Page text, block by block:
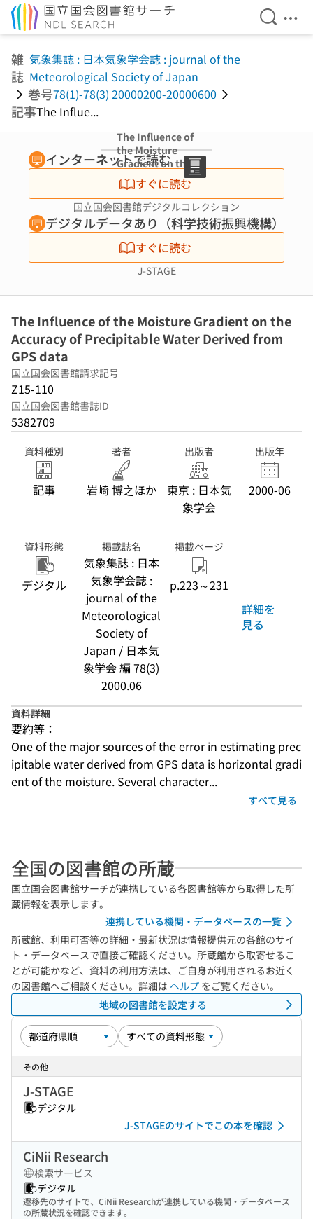
検索を
メ
雑
誌
気象集誌 : 日本気象学会誌 : journal of the
Meteorological Society of Japan
巻号78(1)-78(3) 20000200-20000600
記事The Influe...
The Influence of
the Moisture
Gradient on the
Accuracy of
Precipitable
Water Derived
from GPS data
インターネットで読む
すぐに読む
国立国会図書館デジタルコレクション
デジタルデータあり（科学技術振興機構）
すぐに読む
J-STAGE
The Influence of the Moisture Gradient on the
Accuracy of Precipitable Water Derived from
GPS data
国立国会図書館請求記号
Z15-110
国立国会図書館書誌ID
5382709
資料種別
記事
著者
岩崎 博之ほか
出版者
東京 : 日本気
象学会
出版年
2000-06
資料形態
デジタル
掲載誌名
気象集誌 : 日本
気象学会誌 :
journal of the
Meteorological
Society of
Japan / 日本気
象学会 編 78(3)
2000.06
掲載ページ
p.223～231
詳細を
見る
資料詳細
要約等：
One of the major sources of the error in estimating prec
ipitable water derived from GPS data is horizontal gradi
ent of the moisture. Several character...
すべて見る
全国の図書館の所蔵
国立国会図書館サーチが連携している各図書館等から取得した所
蔵情報を表示します。
連携している機関・データベースの一覧
所蔵館、利用可否等の詳細・最新状況は情報提供元の各館のサイ
ト・データベースで直接ご確認ください。所蔵館から取寄せるこ
とが可能かなど、資料の利用方法は、ご自身が利用されるお近く
の図書館へご相談ください。詳細は ヘルプ をご覧ください。
地域の図書館を設定する
その他
J-STAGE
デジタル
J-STAGEのサイトでこの本を確認
CiNii Research
検索サービス
デジタル
遷移先のサイトで、CiNii Researchが連携している機関・データベース
の所蔵状況を確認できます。